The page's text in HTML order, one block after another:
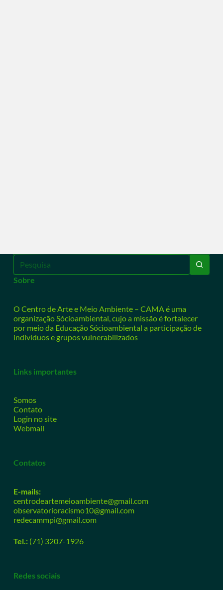
Sobre
O Centro de Arte e Meio Ambiente – CAMA é uma
organização Sócioambiental, cujo a missão é fortalecer
por meio da Educação Sócioambiental a participação de
indivíduos e grupos vulnerabilizados
Links importantes
Somos
Contato
Login no site
Webmail
Contatos
E-mails:
centrodeartemeioambiente@gmail.com
observatorioracismo10@gmail.com
redecammpi@gmail.com
Tel.: (71) 3207-1926
Redes sociais